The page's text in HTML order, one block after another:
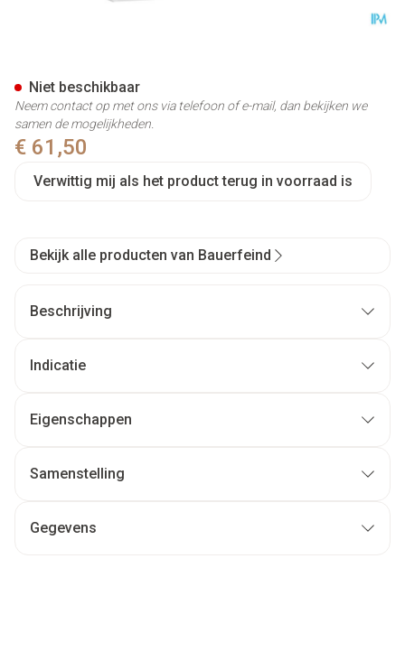
€ 61,50
Verwittig mij als het product terug in voorraad is
Niet beschikbaar
Neem contact op met ons via telefoon of e-mail, dan bekijken we
samen de mogelijkheden.
Bekijk alle producten van Bauerfeind
Beschrijving
Indicatie
Eigenschappen
Samenstelling
Gegevens